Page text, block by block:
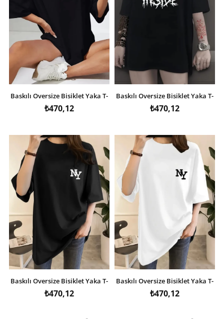
Baskılı Oversize Bisiklet Yaka T-
shirt - Siyah
₺470,12
Baskılı Oversize Bisiklet Yaka T-
shirt - Siyah
₺470,12
Baskılı Oversize Bisiklet Yaka T-
shirt - Siyah
₺470,12
Baskılı Oversize Bisiklet Yaka T-
shirt - Beyaz
₺470,12